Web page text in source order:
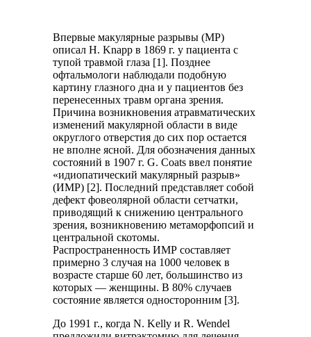
Впервые макулярные разрывы (МР)
описал H. Knapp в 1869 г. у пациента с
тупой травмой глаза [1]. Позднее
офтальмологи наблюдали подобную
картину глазного дна и у пациентов без
перенесенных травм органа зрения.
Причина возникновения атравматических
изменений макулярной области в виде
округлого отверстия до сих пор остается
не вполне ясной. Для обозначения данных
состояний в 1907 г. G. Coats ввел понятие
«идиопатический макулярный разрыв»
(ИМР) [2]. Последний представляет собой
дефект фовеолярной области сетчатки,
приводящий к снижению центрального
зрения, возникновению метаморфопсий и
центральной скотомы.
Распространенность ИМР составляет
примерно 3 случая на 1000 человек в
возрасте старше 60 лет, большинство из
которых — женщины. В 80% случаев
состояние является односторонним [3].
До 1991 г., когда N. Kelly и R. Wendel